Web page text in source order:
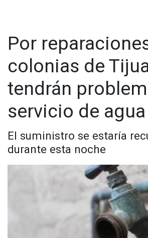
Por
colonias de
tendrán
servicio de agua
El suministro se estaría
durante esta noche